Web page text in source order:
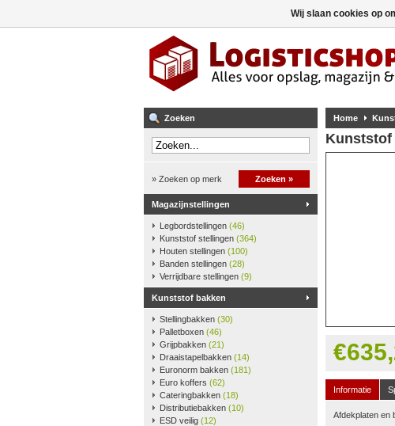
Zoeken
» Zoeken op merk Zoeken »
Magazijnstellingen
Legbordstellingen (46)
Kunststof stellingen (364)
Houten stellingen (100)
Banden stellingen (28)
Verrijdbare stellingen (9)
Kunststof bakken
Stellingbakken (30)
Palletboxen (46)
Grijpbakken (21)
Draaistapelbakken (14)
Euronorm bakken (181)
Euro koffers (62)
Cateringbakken (18)
Distributiebakken (10)
ESD veilig (12)
Home
Kunststof
Informatie
Afdekplaten en
Wij slaan cookies op